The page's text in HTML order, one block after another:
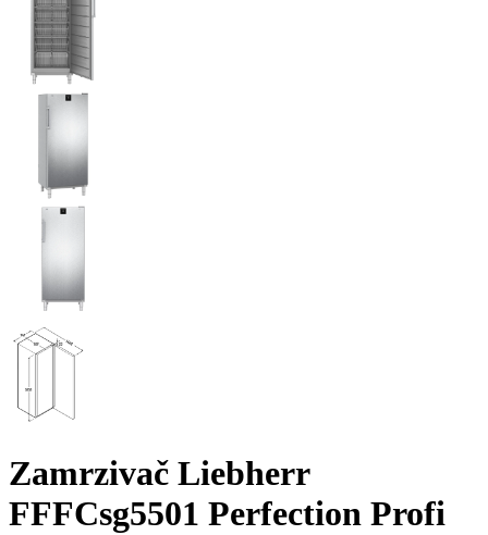
Zamrzivač Liebherr
FFFCsg5501 Perfection Profi